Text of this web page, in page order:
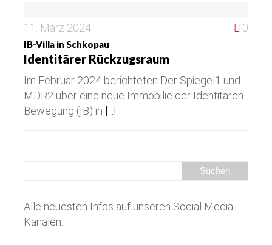
11. März 2024 0
IB-Villa in Schkopau
Identitärer Rückzugsraum
Im Februar 2024 berichteten Der Spiegel1 und
MDR2 über eine neue Immobilie der Identitären
Bewegung (IB) in
Alle neuesten Infos auf unseren Social Media-
Kanälen: